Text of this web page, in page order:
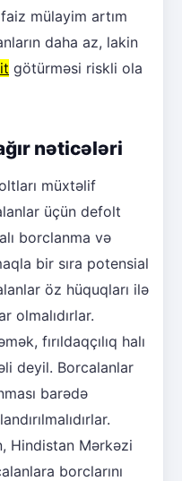
mülayim artım
daha az, lakin
götürməsi riskli ola
nəticələri
müxtəlif
üçün defolt
borclanma və
bir sıra potensial
öz hüquqları ilə
olmalıdırlar.
fırıldaqçılıq halı
deyil. Borcalanlar
barədə
Hindistan Mərkəzi
borclarını